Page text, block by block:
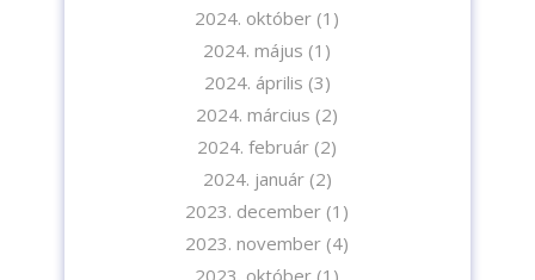
2024. október (1)
2024. május (1)
2024. április (3)
2024. március (2)
2024. február (2)
2024. január(2)
2023. december (1)
2023. november (4)